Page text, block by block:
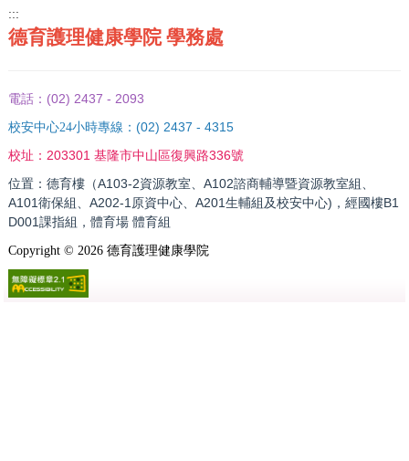
:::
德育護理健康學院 學務處
電話： (02) 2437 - 2093
校安中心24小時專線： (02) 2437 - 4315
校址： 203301 基隆市中山區復興路336號
位置：德育樓（A103-2資源教室、A102諮商輔導暨資源教室組、
A101衛保組、A202-1原資中心、A201生輔組及校安中心)，經國樓B1
D001課指組，體育場 體育組
Copyright © 2026德育護理健康學院